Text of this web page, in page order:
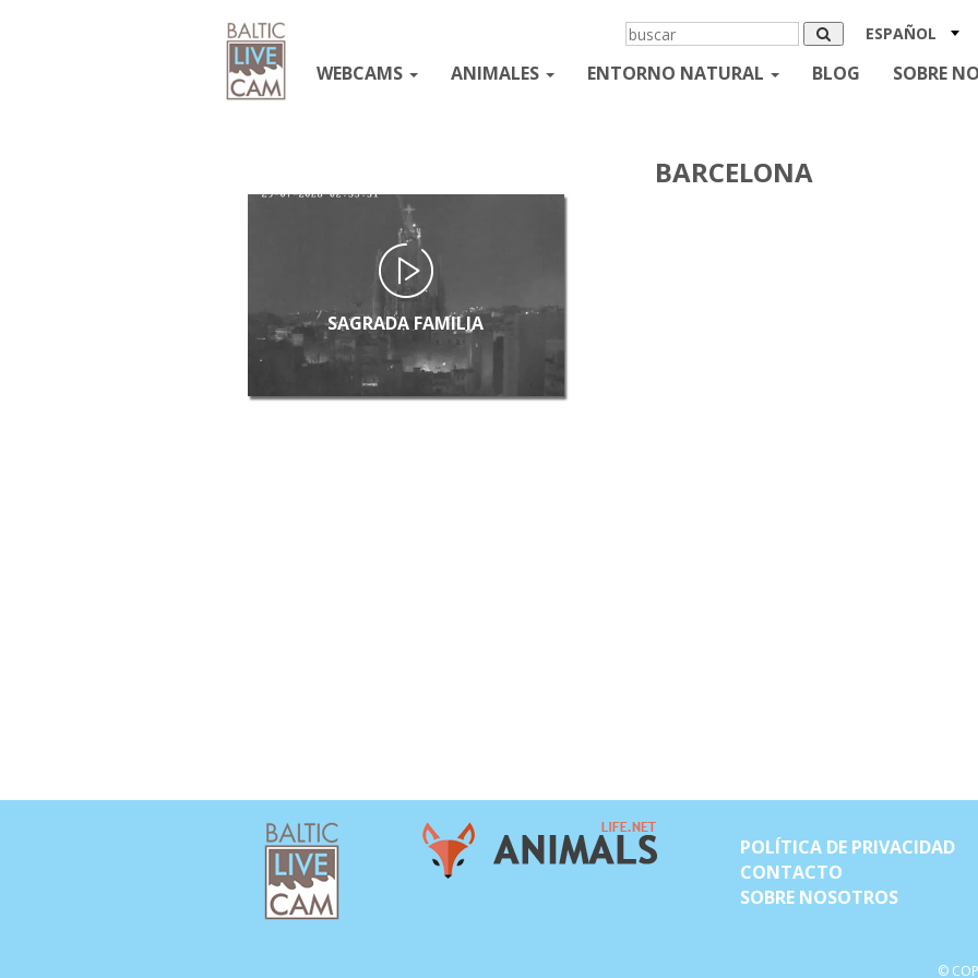
ESPAÑOL
WEBCAMS ANIMALES ENTORNO NATURAL BLOG SOBRE
BARCELONA
SAGRADA FAMILIA
POLÍTICA DE PRIVACIDAD
CONTACTO
SOBRE NOSOTROS
©